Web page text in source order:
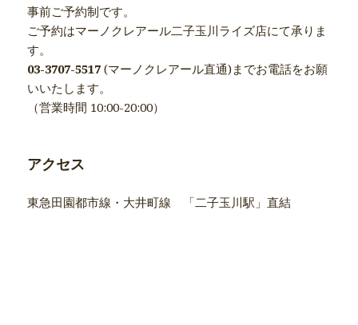
事前ご予約制です。
ご予約はマーノクレアール二子玉川ライズ店にて承りま
す。
03-3707-5517 (マーノクレアール直通)までお電話をお願
いいたします。
（営業時間 10:00-20:00）
アクセス
東急田園都市線・大井町線 「二子玉川駅」直結